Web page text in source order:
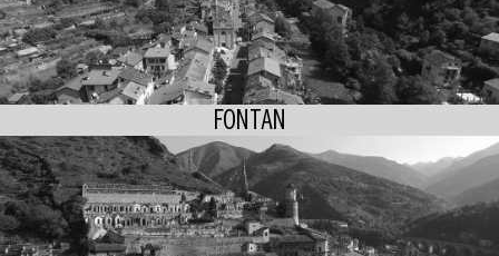
FONTAN